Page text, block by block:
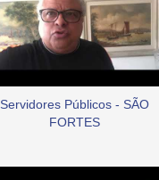
Servidores Públicos - SÃO
FORTES